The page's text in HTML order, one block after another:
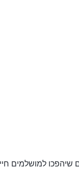
שיהפכו למושלמים